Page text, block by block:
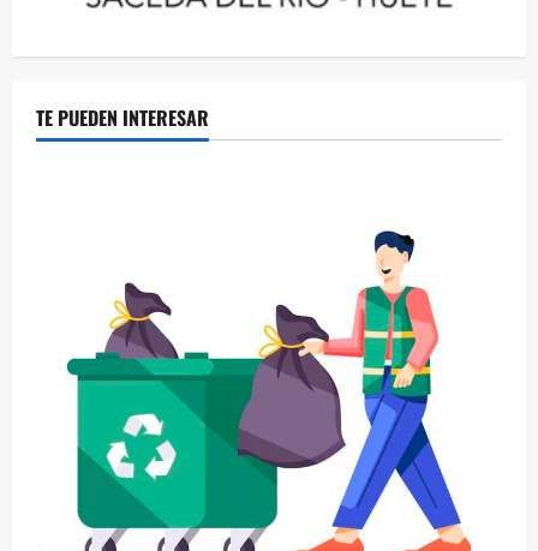
TE PUEDEN INTERESAR